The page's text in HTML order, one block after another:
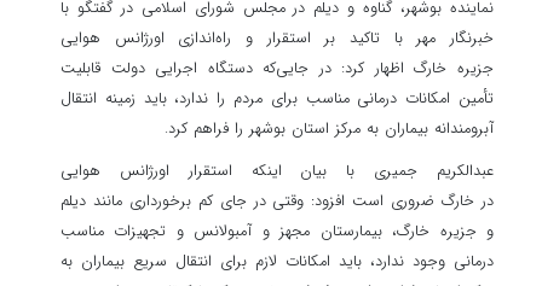
نماینده بوشهر، گناوه و دیلم در مجلس شورای اسلامی در گفتگو با
خبرنگار مهر با تاکید بر استقرار و راه‌اندازی اورژانس هوایی
جزیره خارگ اظهار کرد: در جایی‌که دستگاه اجرایی دولت قابلیت
تأمین امکانات درمانی مناسب برای مردم را ندارد، باید زمینه انتقال
آبرومندانه بیماران به مرکز استان بوشهر را فراهم کرد.
عبدالکریم جمیری با بیان اینکه استقرار اورژانس هوایی
در خارگ ضروری است افزود: وقتی در جای کم برخورداری مانند دیلم
و جزیره خارگ، بیمارستان مجهز و آمبولانس و تجهیزات مناسب
درمانی وجود ندارد، باید امکانات لازم برای انتقال سریع بیماران به